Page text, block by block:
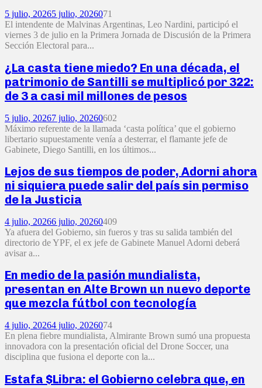
5 julio, 20265 julio, 2026071
El intendente de Malvinas Argentinas, Leo Nardini, participó el
viernes 3 de julio en la Primera Jornada de Discusión de la Primera
Sección Electoral para...
¿La casta tiene miedo? En una década, el
patrimonio de Santilli se multiplicó por 322:
de 3 a casi mil millones de pesos
5 julio, 20267 julio, 20260602
Máximo referente de la llamada ‘casta política’ que el gobierno
libertario supuestamente venía a desterrar, el flamante jefe de
Gabinete, Diego Santilli, en los últimos...
Lejos de sus tiempos de poder, Adorni ahora
ni siquiera puede salir del país sin permiso
de la Justicia
4 julio, 20266 julio, 20260409
Ya afuera del Gobierno, sin fueros y tras su salida también del
directorio de YPF, el ex jefe de Gabinete Manuel Adorni deberá
avisar a...
En medio de la pasión mundialista,
presentan en Alte Brown un nuevo deporte
que mezcla fútbol con tecnología
4 julio, 20264 julio, 2026074
En plena fiebre mundialista, Almirante Brown sumó una propuesta
innovadora con la presentación oficial del Drone Soccer, una
disciplina que fusiona el deporte con la...
Estafa $Libra: el Gobierno celebra que, en